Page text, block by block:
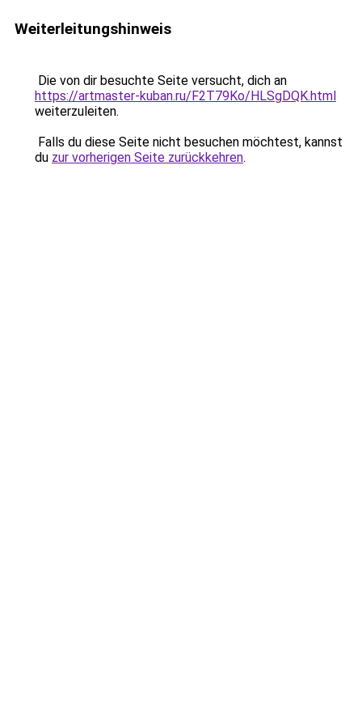
Weiterleitungshinweis
Die von dir besuchte Seite versucht, dich an
https://artmaster-kuban.ru/F2T79Ko/HLSgDQK.html
weiterzuleiten.
Falls du diese Seite nicht besuchen möchtest, kannst
du zur vorherigen Seite zurückkehren.